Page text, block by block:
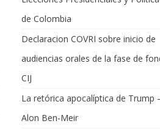
de Colombia
Declaracion COVRI sobre inicio de
audiencias orales de la fase de
CIJ
La retórica apocalíptica de Trump
Alon Ben-Meir